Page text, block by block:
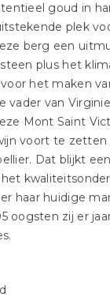
goud in
plek
berg een
plus het
het maken
vader van
Mont Saint
voort te zetten
Dat blijkt
haar huidige
oogsten zij er